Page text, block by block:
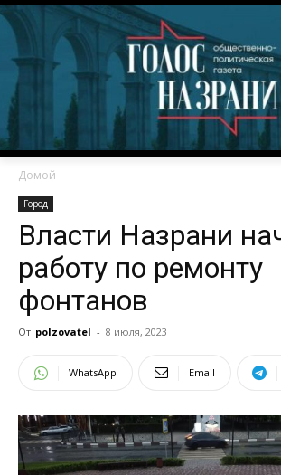
Домой
Город
Власти Назрани
работу по ремонту
фонтанов
От polzovatel - 8 июля, 2023
WhatsApp Email